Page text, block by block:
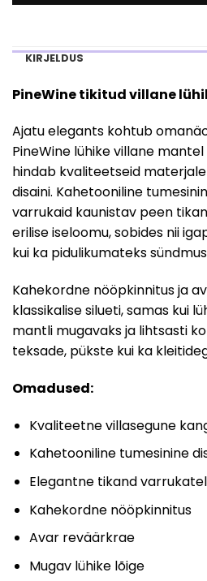
KIRJELDUS
PineWine tikitud villane
Ajatu elegants kohtub
PineWine lühike villane
hindab kvaliteetseid
disaini. Kahetooniline
varrukaid kaunistav peen
erilise iseloomu, sobides nii
kui ka pidulikumateks
Kahekordne nööpkinnitus ja
klassikalise silueti, samas kui
mantli mugavaks ja lihtsasti
teksade, pükste kui ka
Omadused:
Kvaliteetne villasegune
Kahetooniline tumesinine
Elegantne tikand varrukatel
Kahekordne nööpkinnitus
Avar reväärkrae
Mugav lühike lõige